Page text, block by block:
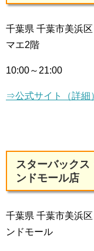
千葉県 千葉市美浜
マエ2階
10:00～21:00
⇒公式サイト（詳細
スターバックス
ンドモール店
千葉県 千葉市美浜
ンドモール